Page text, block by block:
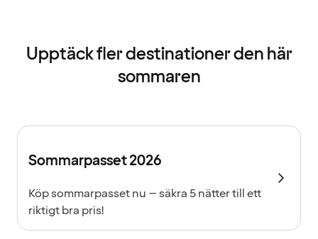
Upptäck fler destinationer den här
sommaren
Sommarpasset 2026
Köp sommarpasset nu – säkra 5 nätter till ett
riktigt bra pris!